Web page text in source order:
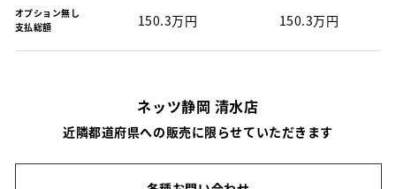
オプション無し
支払総額
150.3万円 150.3万円
ネッツ静岡 清水店
近隣都道府県への販売に限らせていただきます